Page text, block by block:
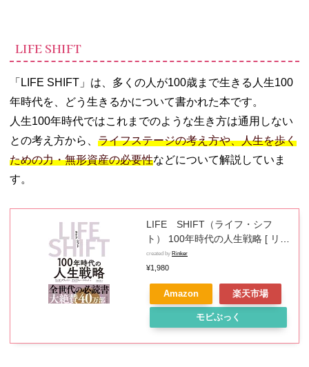
LIFE SHIFT
「LIFE SHIFT」は、多くの人が100歳まで生きる人生100
年時代を、どう生きるかについて書かれた本です。
人生100年時代ではこれまでのような生き方は通用しない
との考え方から、 ライフステージの考え方や、人生を歩く
ための力・無形資産の必要性などについて解説していま
す。
LIFE SHIFT（ライフ・シフ
ト） 100年時代の人生戦略 [ リン
ダ・グラットン ]
created by Rinker
¥1,980
Amazon 楽天市場
モビぶっく